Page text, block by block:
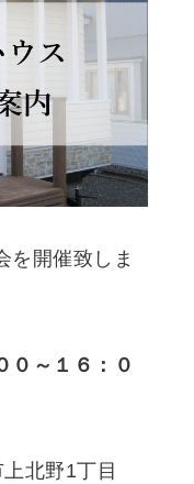
を開催致しま
０～１６：０
北野1丁目